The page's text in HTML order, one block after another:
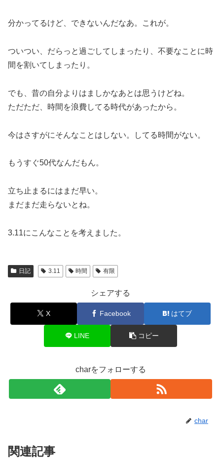
分かってるけど、できないんだなあ。これが。
ついつい、だらっと過ごしてしまったり、不要なことに時
間を割いてしまったり。
でも、昔の自分よりはましかなあとは思うけどね。
ただただ、時間を浪費してる時代があったから。
今はさすがにそんなことはしない。してる時間がない。
もうすぐ50代なんだもん。
立ち止まるにはまだ早い。
まだまだ走らないとね。
3.11にこんなことを考えました。
日記 3.11 時間 有限
シェアする
X Facebook はてブ
LINE コピー
charをフォローする
char
関連記事